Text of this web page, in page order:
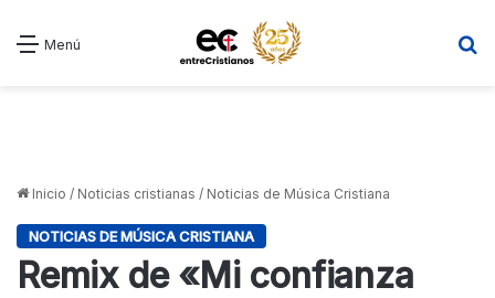
Menú
Inicio / Noticias cristianas / Noticias de Música Cristiana
NOTICIAS DE MÚSICA CRISTIANA
Remix de «Mi confianza